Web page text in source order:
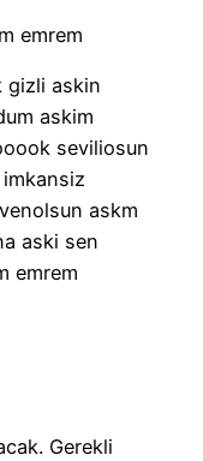
emrem
gizli askin
askim
seviliosun
askm
aski sen
emrem
Gerekli